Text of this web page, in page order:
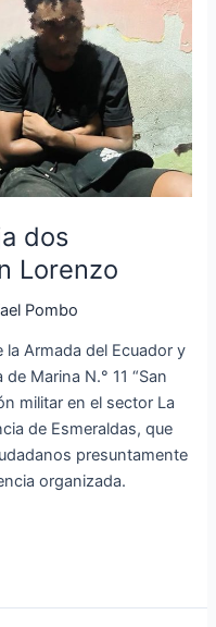
dos
Lorenzo
Pombo
la Armada del Ecuador y
Marina N.° 11 “San
militar en el sector La
de Esmeraldas, que
presuntamente
organizada.